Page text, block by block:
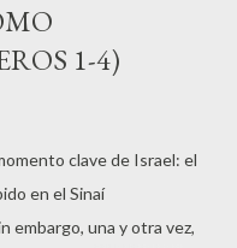
1-4)
clave de Israel: el
en el Sinaí
embargo, una y otra vez,